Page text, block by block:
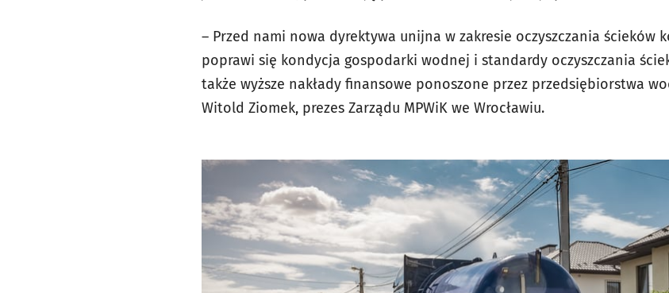
– Przed nami nowa dyrektywa unijna w zakresie oczyszczania ścieków
poprawi się kondycja gospodarki wodnej i standardy oczyszczania
także wyższe nakłady finansowe ponoszone przez przedsiębiorstwa
Witold Ziomek, prezes Zarządu MPWiK we Wrocławiu.